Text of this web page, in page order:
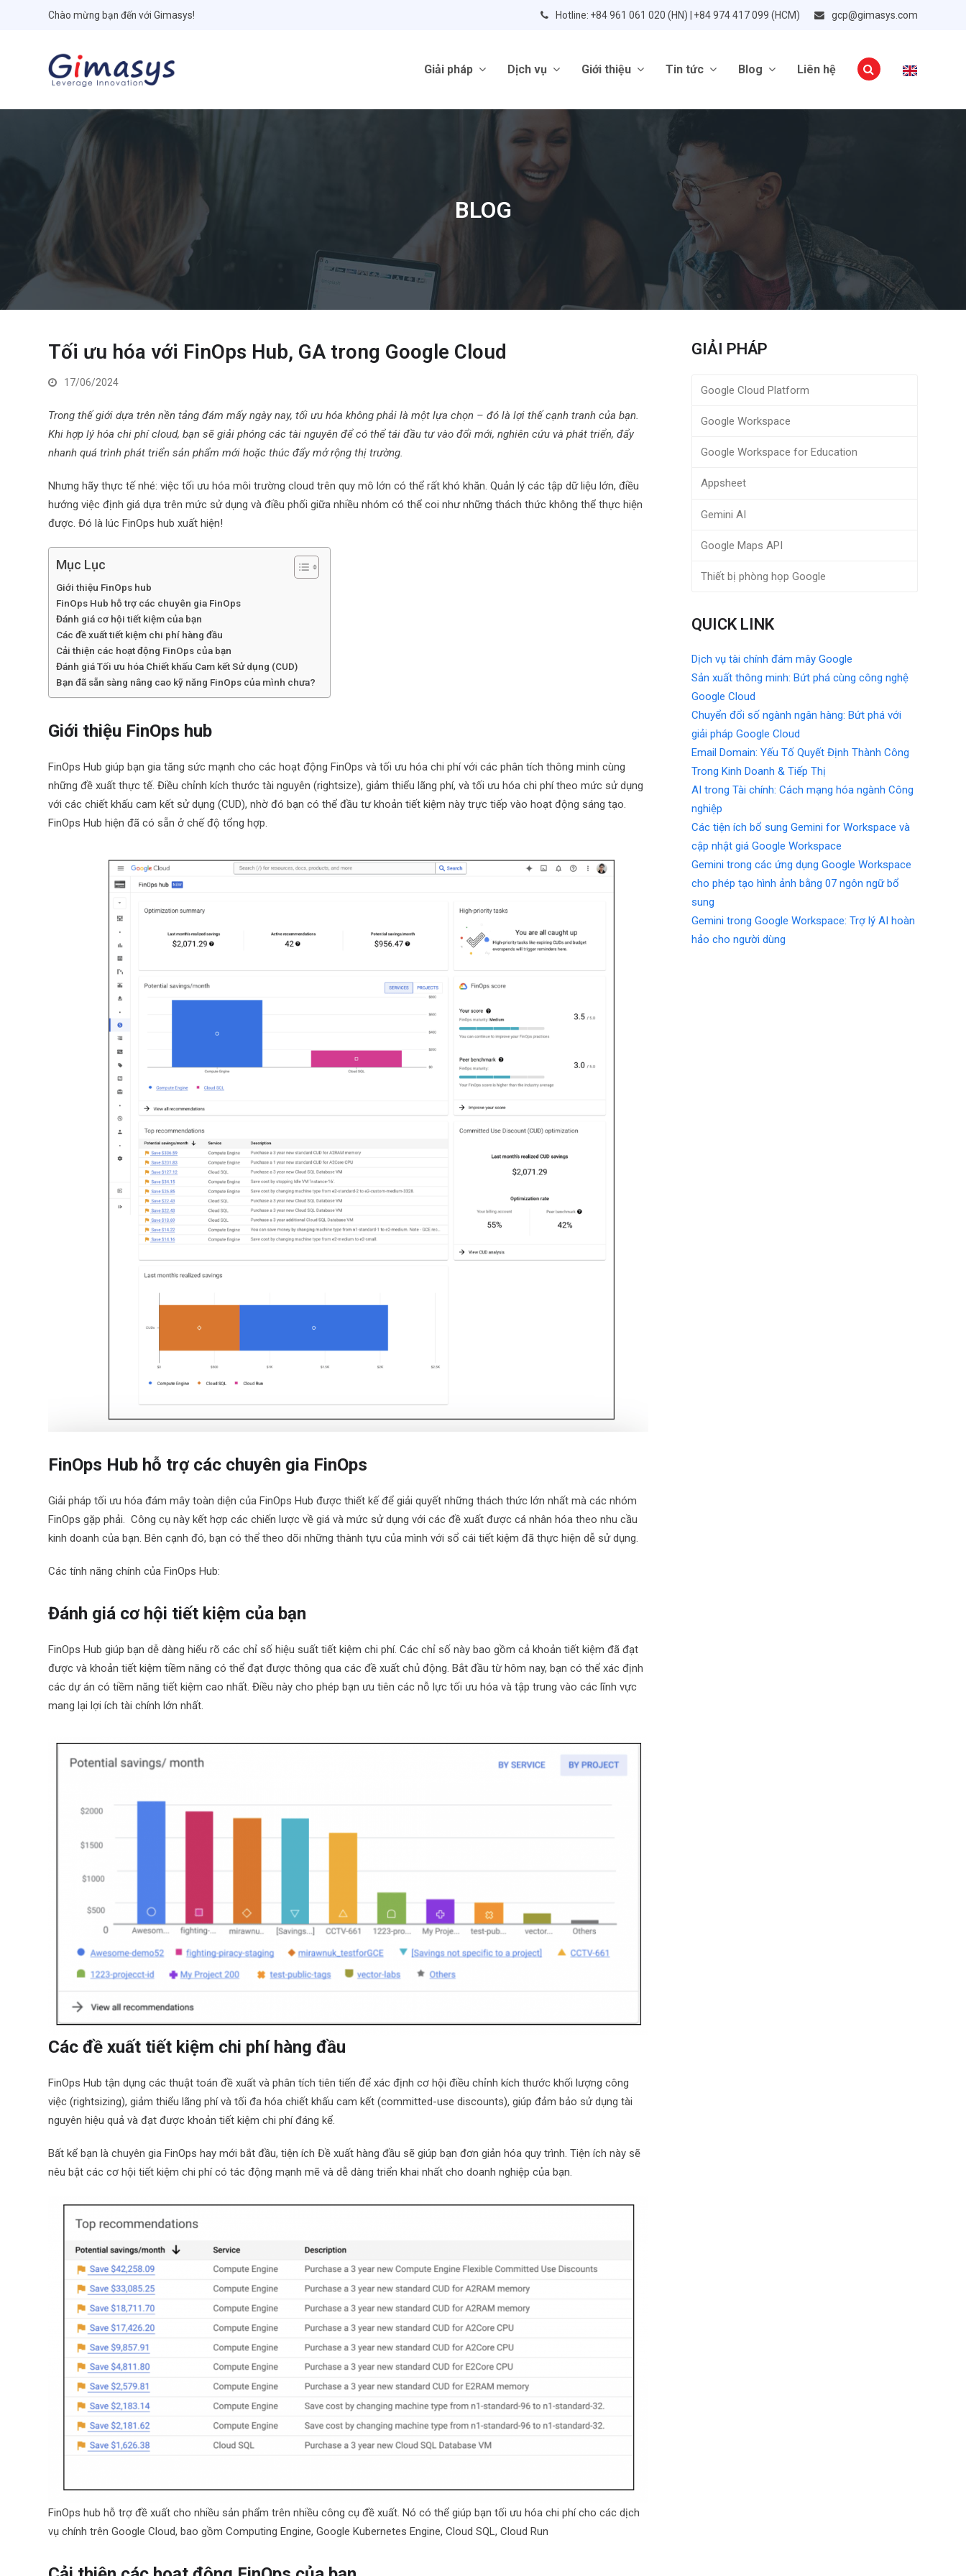
Chào mừng bạn đến với Gimasys! Hotline: +84 961 061 020 (HN) | +84 974 417 099 (HCM) gcp@gimasys.com
Giải pháp Dịch vụ Giới thiệu Tin tức Blog Liên hệ
BLOG
Tối ưu hóa với FinOps Hub, GA trong Google Cloud
17/06/2024
Trong thế giới dựa trên nền tảng đám mấy ngày nay, tối ưu hóa không phải là một lựa chọn – đó là lợi thế cạnh tranh của bạn.
Khi hợp lý hóa chi phí cloud, bạn sẽ giải phóng các tài nguyên để có thể tái đầu tư vào đổi mới, nghiên cứu và phát triển, đẩy
nhanh quá trình phát triển sản phẩm mới hoặc thúc đẩy mở rộng thị trường.
Nhưng hãy thực tế nhé: việc tối ưu hóa môi trường cloud trên quy mô lớn có thể rất khó khăn. Quản lý các tập dữ liệu lớn, điều
hướng việc định giá dựa trên mức sử dụng và điều phối giữa nhiều nhóm có thể coi như những thách thức không thể thực hiện
được. Đó là lúc FinOps hub xuất hiện!
Mục Lục
Giới thiệu FinOps hub
FinOps Hub hỗ trợ các chuyên gia FinOps
Đánh giá cơ hội tiết kiệm của bạn
Các đề xuất tiết kiệm chi phí hàng đầu
Cải thiện các hoạt động FinOps của bạn
Đánh giá Tối ưu hóa Chiết khấu Cam kết Sử dụng (CUD)
Bạn đã sẵn sàng nâng cao kỹ năng FinOps của mình chưa?
Giới thiệu FinOps hub
FinOps Hub giúp bạn gia tăng sức mạnh cho các hoạt động FinOps và tối ưu hóa chi phí với các phân tích thông minh cùng
những đề xuất thực tế. Điều chỉnh kích thước tài nguyên (rightsize), giảm thiểu lãng phí, và tối ưu hóa chi phí theo mức sử dụng
với các chiết khấu cam kết sử dụng (CUD), nhờ đó bạn có thể đầu tư khoản tiết kiệm này trực tiếp vào hoạt động sáng tạo.
FinOps Hub hiện đã có sẵn ở chế độ tổng hợp.
FinOps Hub hỗ trợ các chuyên gia FinOps
Giải pháp tối ưu hóa đám mây toàn diện của FinOps Hub được thiết kế để giải quyết những thách thức lớn nhất mà các nhóm
FinOps gặp phải. Công cụ này kết hợp các chiến lược về giá và mức sử dụng với các đề xuất được cá nhân hóa theo nhu cầu
kinh doanh của bạn. Bên cạnh đó, bạn có thể theo dõi những thành tựu của mình với sổ cái tiết kiệm đã thực hiện dễ sử dụng.
Các tính năng chính của FinOps Hub:
Đánh giá cơ hội tiết kiệm của bạn
FinOps Hub giúp bạn dễ dàng hiểu rõ các chỉ số hiệu suất tiết kiệm chi phí. Các chỉ số này bao gồm cả khoản tiết kiệm đã đạt
được và khoản tiết kiệm tiềm năng có thể đạt được thông qua các đề xuất chủ động. Bắt đầu từ hôm nay, bạn có thể xác định
các dự án có tiềm năng tiết kiệm cao nhất. Điều này cho phép bạn ưu tiên các nỗ lực tối ưu hóa và tập trung vào các lĩnh vực
mang lại lợi ích tài chính lớn nhất.
Các đề xuất tiết kiệm chi phí hàng đầu
FinOps Hub tận dụng các thuật toán đề xuất và phân tích tiên tiến để xác định cơ hội điều chỉnh kích thước khối lượng công
việc (rightsizing), giảm thiểu lãng phí và tối đa hóa chiết khấu cam kết (committed-use discounts), giúp đảm bảo sử dụng tài
nguyên hiệu quả và đạt được khoản tiết kiệm chi phí đáng kể.
Bất kể bạn là chuyên gia FinOps hay mới bắt đầu, tiện ích Đề xuất hàng đầu sẽ giúp bạn đơn giản hóa quy trình. Tiện ích này sẽ
nêu bật các cơ hội tiết kiệm chi phí có tác động mạnh mẽ và dễ dàng triển khai nhất cho doanh nghiệp của bạn.
FinOps hub hỗ trợ đề xuất cho nhiều sản phẩm trên nhiều công cụ đề xuất. Nó có thể giúp bạn tối ưu hóa chi phí cho các dịch
vụ chính trên Google Cloud, bao gồm Computing Engine, Google Kubernetes Engine, Cloud SQL, Cloud Run
GIẢI PHÁP
Google Cloud Platform
Google Workspace
Google Workspace for Education
Appsheet
Gemini AI
Google Maps API
Thiết bị phòng họp Google
QUICK LINK
Dịch vụ tài chính đám mây Google
Sản xuất thông minh: Bứt phá cùng công nghệ
Google Cloud
Chuyển đổi số ngành ngân hàng: Bứt phá với
giải pháp Google Cloud
Email Domain: Yếu Tố Quyết Định Thành Công
Trong Kinh Doanh & Tiếp Thị
AI trong Tài chính: Cách mạng hóa ngành Công
nghiệp
Các tiện ích bổ sung Gemini for Workspace và
cập nhật giá Google Workspace
Gemini trong các ứng dụng Google Workspace
cho phép tạo hình ảnh bằng 07 ngôn ngữ bổ
sung
Gemini trong Google Workspace: Trợ lý AI hoàn
hảo cho người dùng